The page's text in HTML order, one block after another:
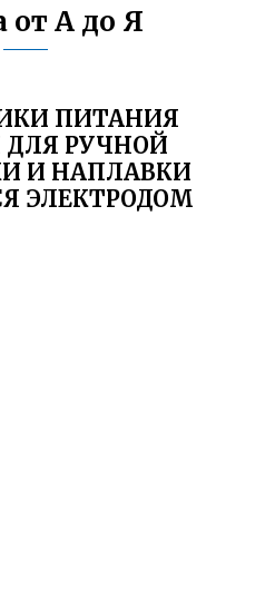
от А до Я
ПИТАНИЯ
РУЧНОЙ
И НАПЛАВКИ
ЭЛЕКТРОДОМ